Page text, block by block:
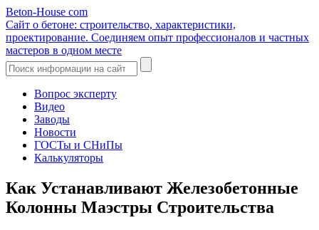
Beton-House com
Сайт о бетоне: строительство, характеристики,
проектирование. Соединяем опыт профессионалов и частных
мастеров в одном месте
Вопрос эксперту
Видео
Заводы
Новости
ГОСТы и СНиПы
Калькуляторы
Как Устанавливают Железобетонные
Колонны Маэстры Строительства